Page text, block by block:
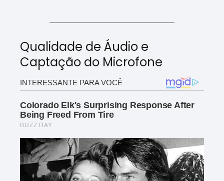
Qualidade de Áudio e
Captação do Microfone